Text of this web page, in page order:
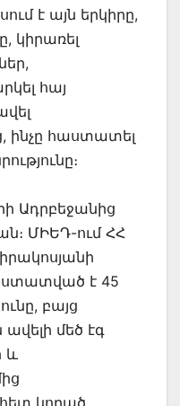
է այն երկիրը,
կիրառել
հայ
ինչը հաստատել
Ադրբեջանից
ՄԻԵԴ-ում ՀՀ
է 45
բայց
մեծ էգ
և
կորած